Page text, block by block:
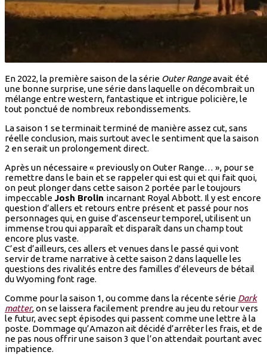
En 2022, la première saison de la série Outer Rangeavait été
une bonne surprise, une série dans laquelle on décombrait un
mélange entre western, fantastique et intrigue policière, le
tout ponctué de nombreux rebondissements.
La saison 1 se terminait terminé de manière assez cut, sans
réelle conclusion, mais surtout avec le sentiment que la saison
2 en serait un prolongement direct.
Après un nécessaire « previously on Outer Range… », pour se
remettre dans le bain et se rappeler qui est qui et qui fait quoi,
on peut plonger dans cette saison 2 portée par le toujours
impeccable Josh Brolin incarnant Royal Abbott. Il y est encore
question d’allers et retours entre présent et passé pour nos
personnages qui, en guise d’ascenseur temporel, utilisent un
immense trou qui apparaît et disparaît dans un champ tout
encore plus vaste.
C’est d’ailleurs, ces allers et venues dans le passé qui vont
servir de trame narrative à cette saison 2 dans laquelle les
questions des rivalités entre des familles d’éleveurs de bétail
du Wyoming font rage.
Comme pour la saison 1, ou comme dans la récente série Dark
matter, on se laissera facilement prendre au jeu du retour vers
le futur, avec sept épisodes qui passent comme une lettre à la
poste. Dommage qu’Amazon ait décidé d’arrêter les frais, et de
ne pas nous offrir une saison 3 que l’on attendait pourtant avec
impatience.